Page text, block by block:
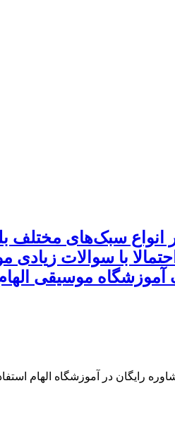
سبک‌های مختلف
با سوالات
موسیقی الهام
رایگان در آموزشگاه الهام